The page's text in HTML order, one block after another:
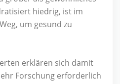
hiedrig, ist im
um gesund zu
erklären sich damit
Forschung erforderlich